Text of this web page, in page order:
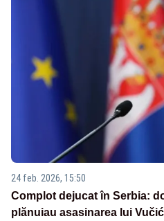
24 feb. 2026, 15:50
Complot dejucat în Serbia:
plănuiau asasinarea lui Vučić